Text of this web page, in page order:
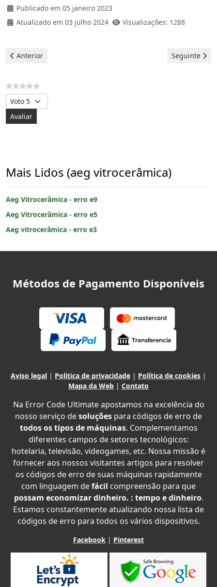
Publicado em 05 janeiro 2023
Atualizado em 03 julho 2024
Visualizações: 1288
Artigo anterior: Aeg Vitrocerâmica - erro e5
Anterior Artigo
Seguinte
Avalie, por favor
Mais Lidos (aeg vitrocerâmica)
Aeg Vitrocerâmica - erro e9
Aeg Vitrocerâmica - erro e5
Aeg vitrocerâmica - erro e3
Métodos de Pagamento Disponíveis
Aviso legal | Politica de privacidade | Política de cookies |
Mapa da Web | Contato
Na Error Code Ultimate apostamos na excelência do
nosso serviço desoluções para códigos de erro de
todos os tipos de máquinas. Complementamos
diferentes campos de setores tecnológicos:
hotelaria, televisão, videogames, etc. Nossa missão é
fornecer aos nossos visitantes artigos para resolver
os códigos de erro de suas máquinas rapidamente
com linguagem defácil compreensão para que
possam economizar dinheiro. : tempo e dinheiro.
Estamos constantemente atualizando nossa lista de
códigos de erro para todos os vários dispositivos.
Facebook | Pinterest